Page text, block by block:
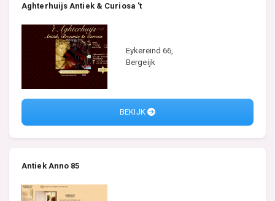
Aghterhuijs Antiek & Curiosa 't
Eykereind 66,
Bergeijk
BEKIJK
Antiek Anno 85